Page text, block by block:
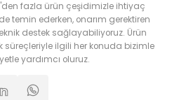
fazla ürün çeşidimizle ihtiyaç
temin ederken, onarım gerektiren
destek sağlayabiliyoruz. Ürün
süreçleriyle ilgili her konuda bizimle
yardımcı oluruz.